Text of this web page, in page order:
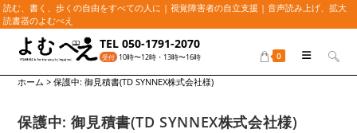
読む、書く、歩くの自由をすべての人に | 視覚障害者の自立支援 | 音声読み上げ、拡大
読書器のよむべえ
TEL 050-1791-2070
受付 10時〜12時・13時〜16時 0
ホーム >保護中: 御見積書(TD SYNNEX株式会社様)
保護中: 御見積書(TD SYNNEX株式会社様)